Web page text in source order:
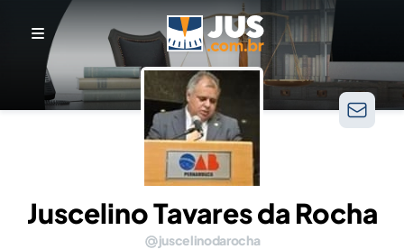
Juscelino Tavares da Rocha
juscelinodarocha